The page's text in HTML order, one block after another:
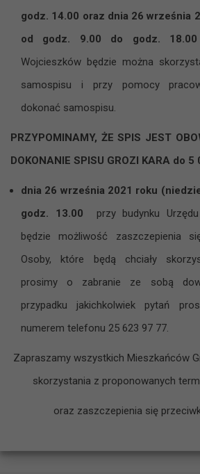
godz. 14.00 oraz dnia 26 września
od godz. 9.00 do godz. 18.00
Wojcieszków będzie można
samospisu i przy pomocy
dokonać samospisu.
PRZYPOMINAMY, ŻE SPIS JEST
DOKONANIE SPISU GROZI KARA do 5
dnia 26 września 2021 roku
godz. 13.00 przy budynku
będzie możliwość zaszczepienia
Osoby, które będą chciały
prosimy o zabranie ze sobą
przypadku jakichkolwiek pytań
numerem telefonu 25 623 97 77.
Zapraszamy wszystkich Mieszkańców
skorzystania z proponowanych
oraz zaszczepienia się